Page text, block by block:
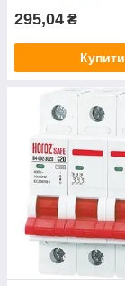
295,04 ₴
Купити